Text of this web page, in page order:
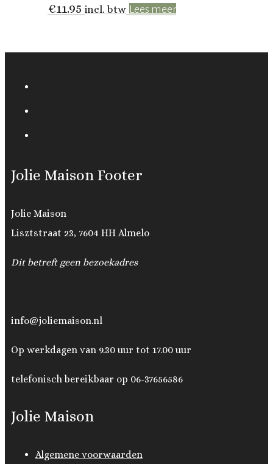
€11.95 incl. btw Lees meer
Jolie Maison Footer
Jolie Maison
Lisztstraat 23, 7604 HH Almelo
Dit betreft geen bezoekadres
info@joliemaison.nl
Op werkdagen van 9.30 uur tot 17.00 uur
telefonisch bereikbaar op 06-37656586
Jolie Maison
Algemene voorwaarden